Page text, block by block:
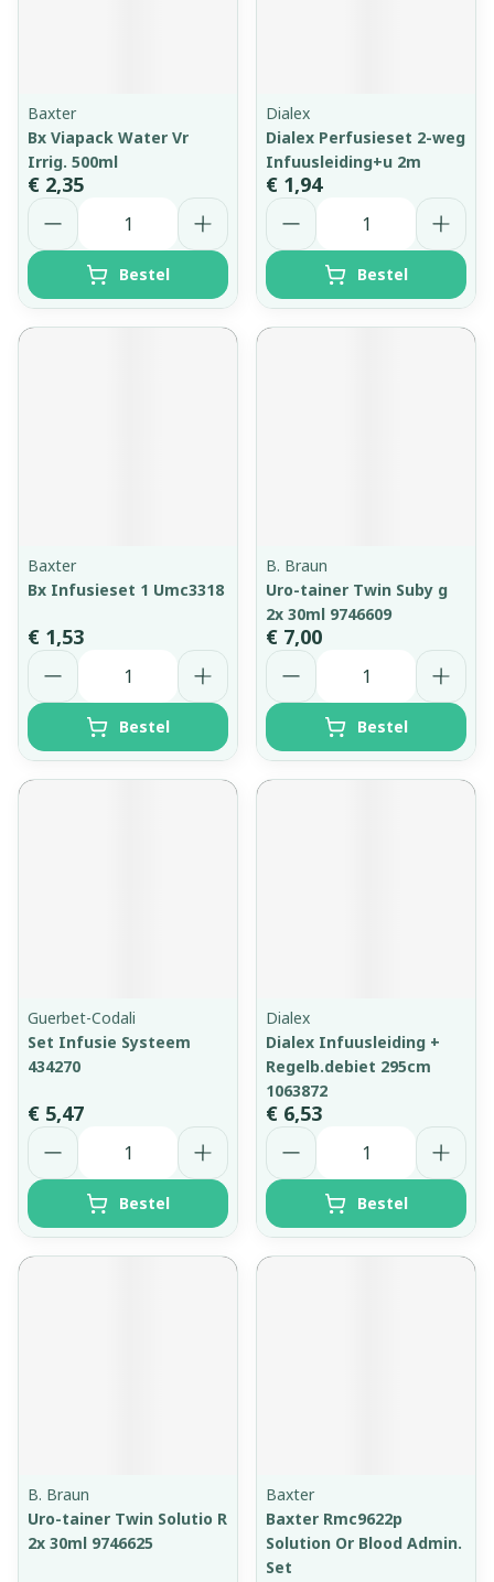
Baxter
Bx Viapack Water Vr
Irrig. 500ml
€ 2,35
Aantal
Bestel
Dialex
Dialex Perfusieset 2-weg
Infuusleiding+u 2m
€ 1,94
Aantal
Bestel
Baxter
Bx Infusieset 1 Umc3318
€ 1,53
Aantal
Bestel
B. Braun
Uro-tainer Twin Suby g
2x 30ml 9746609
€ 7,00
Aantal
Bestel
Guerbet-Codali
Set Infusie Systeem
434270
€ 5,47
Aantal
Bestel
Dialex
Dialex Infuusleiding +
Regelb.debiet 295cm
1063872
€ 6,53
Aantal
Bestel
B. Braun
Uro-tainer Twin Solutio R
2x 30ml 9746625
Baxter
Baxter Rmc9622p
Solution Or Blood Admin.
Set